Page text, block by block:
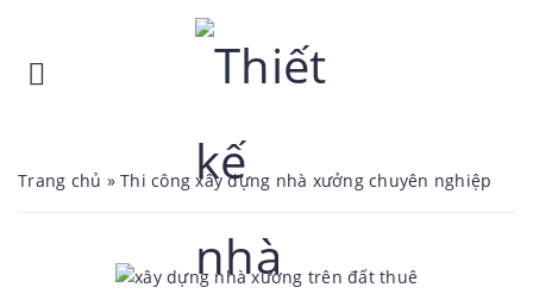
Trang chủ » Thi công xây dựng nhà xưởng chuyên nghiệp